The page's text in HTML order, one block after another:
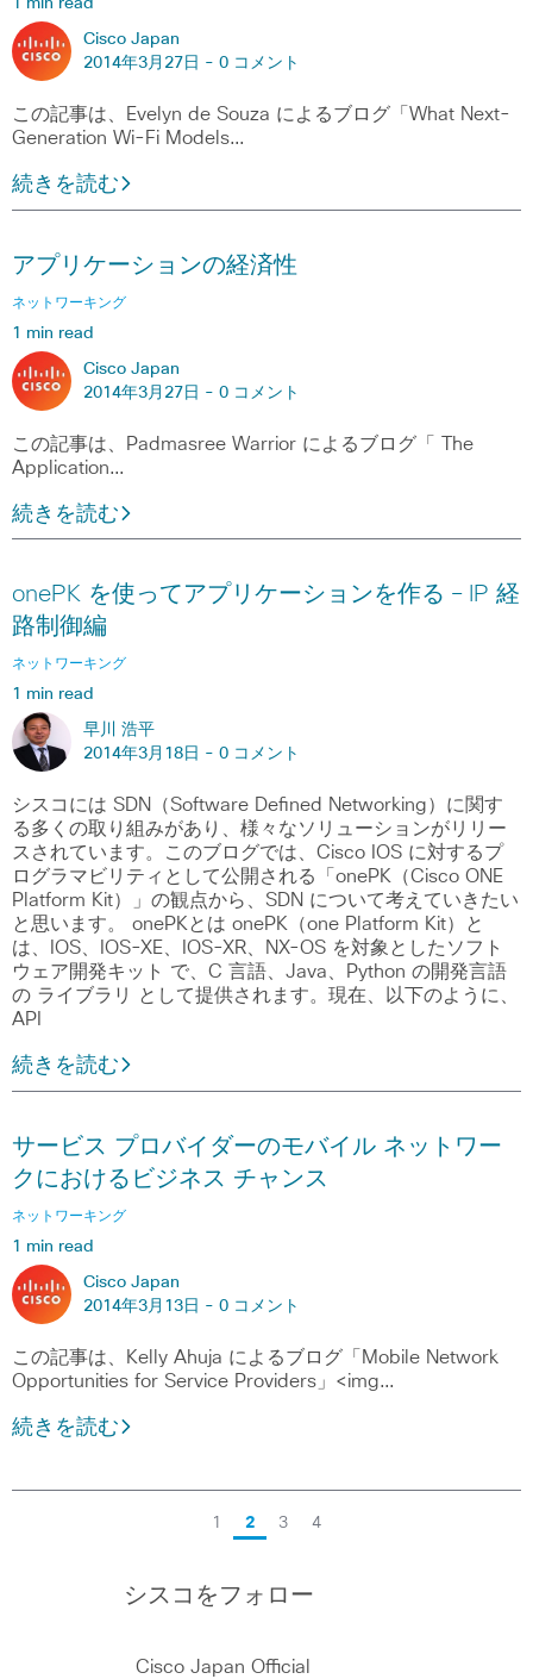
1 min read
Cisco Japan
2014年3月27日 - 0 コメント
この記事は、Evelyn de Souza によるブログ「What Next-
Generation Wi-Fi Models…
続きを読む
アプリケーションの経済性
ネットワーキング
1 min read
Cisco Japan
2014年3月27日 - 0 コメント
この記事は、Padmasree Warrior によるブログ「 The
Application…
続きを読む
onePK を使ってアプリケーションを作る – IP 経
路制御編
ネットワーキング
1 min read
早川 浩平
2014年3月18日 - 0 コメント
シスコには SDN（Software Defined Networking）に関す
る多くの取り組みがあり、様々なソリューションがリリー
スされています。このブログでは、Cisco IOS に対するプ
ログラマビリティとして公開される「onePK（Cisco ONE
Platform Kit）」の観点から、SDN について考えていきたい
と思います。 onePKとは onePK（one Platform Kit）と
は、IOS、IOS-XE、IOS-XR、NX-OS を対象としたソフト
ウェア開発キット で、C 言語、Java、Python の開発言語
の ライブラリ として提供されます。現在、以下のように、
API
続きを読む
サービス プロバイダーのモバイル ネットワー
クにおけるビジネス チャンス
ネットワーキング
1 min read
Cisco Japan
2014年3月13日 - 0 コメント
この記事は、Kelly Ahuja によるブログ「Mobile Network
Opportunities for Service Providers」<img…
続きを読む
1 2 3 4
シスコをフォロー
Cisco Japan Official